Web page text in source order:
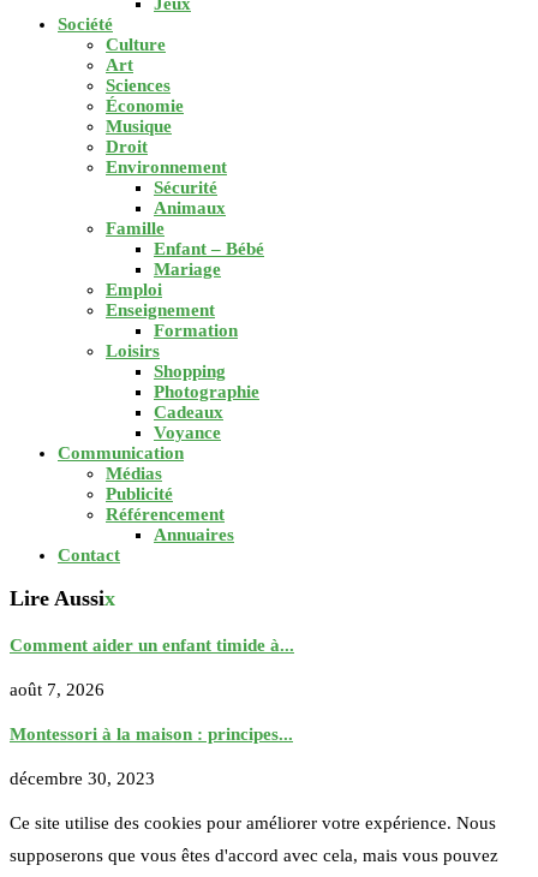
Société
Culture
Art
Sciences
Économie
Musique
Droit
Environnement
Sécurité
Animaux
Famille
Enfant – Bébé
Mariage
Emploi
Enseignement
Formation
Loisirs
Shopping
Photographie
Cadeaux
Voyance
Communication
Médias
Publicité
Référencement
Annuaires
Contact
Lire Aussix
Comment aider un enfant timide à...
août 7, 2026
Montessori à la maison : principes...
décembre 30, 2023
Ce site utilise des cookies pour améliorer votre expérience. Nous
supposerons que vous êtes d'accord avec cela, mais vous pouvez